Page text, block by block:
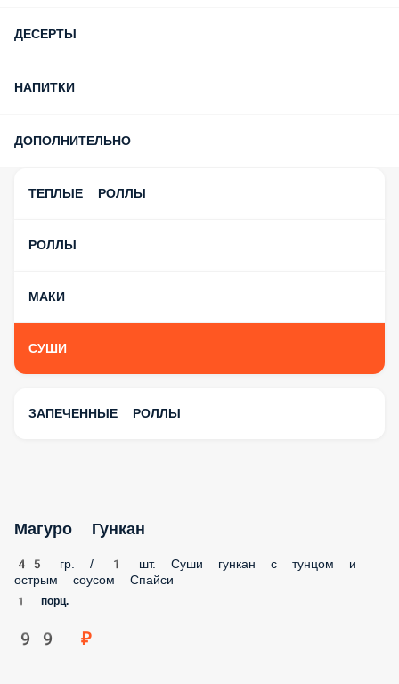
ДЕСЕРТЫ
НАПИТКИ
ДОПОЛНИТЕЛЬНО
ТЕПЛЫЕ РОЛЛЫ
РОЛЛЫ
МАКИ
СУШИ
ЗАПЕЧЕННЫЕ РОЛЛЫ
Магуро Гункан
45 гр. / 1 шт. Суши гункан с тунцом и острым соусом
Спайси
1 порц.
99 ₽